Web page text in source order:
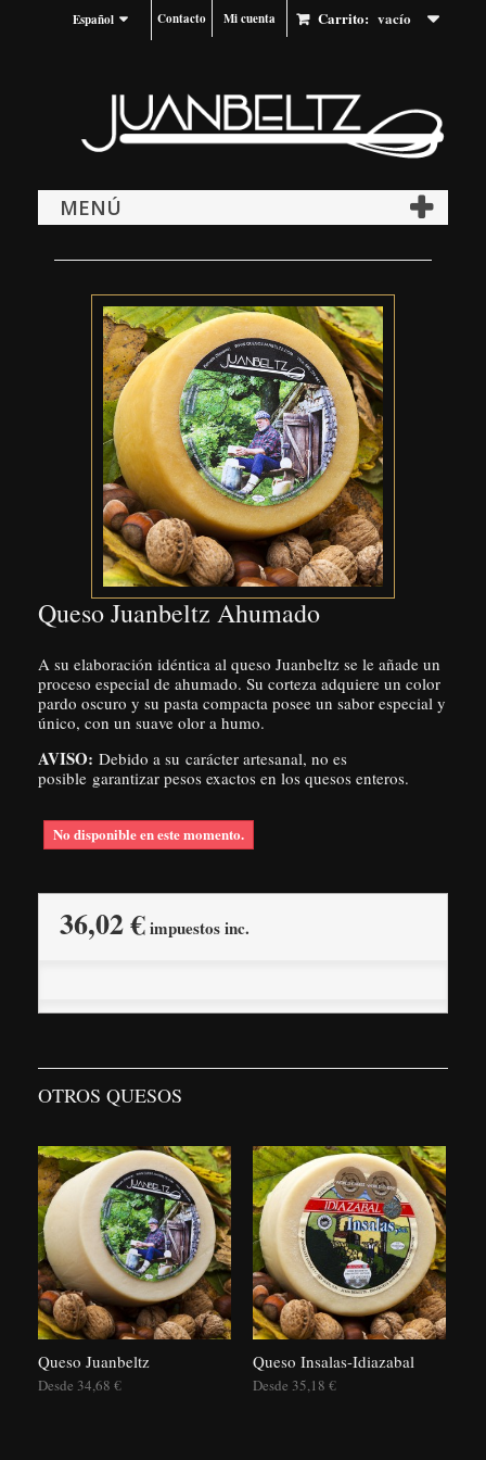
Carrito: vacío
Mi cuenta
Contacto
Español
MENÚ
Queso Juanbeltz Ahumado
A su elaboración idéntica al queso Juanbeltz se le añade un
proceso especial de ahumado. Su corteza adquiere un color
pardo oscuro y su pasta compacta posee un sabor especial y
único, con un suave olor a humo.
AVISO: Debido a su carácter artesanal, no es
posible garantizar pesos exactos en los quesos enteros.
No disponible en este momento.
36,02 €impuestos inc.
OTROS QUESOS
Queso Juanbeltz
Desde 34,68 €
Queso Insalas-Idiazabal
Desde 35,18 €